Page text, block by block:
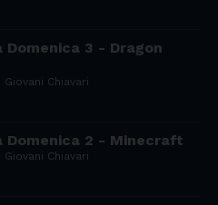
3 - Dragon
Chiavari
Domenica 2 - Minecraft
Chiavari